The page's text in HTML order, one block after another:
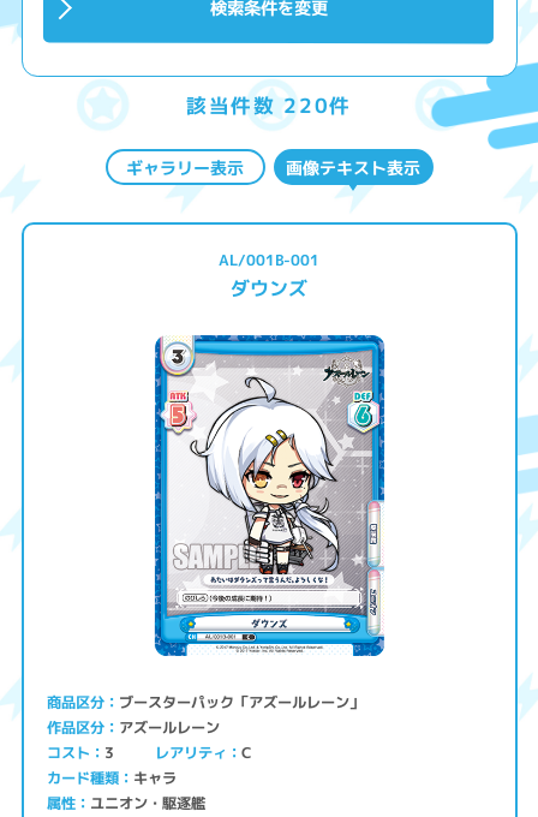
検索条件を変更
該当件数 220件
ギャラリー表示 画像テキスト表示
AL/001B-001
ダウンズ
商品区分 ブースターパック「アズールレーン」
作品区分 アズールレーン
コスト 3 レアリティ C
カード種類 キャラ
属性 ユニオン・駆逐艦